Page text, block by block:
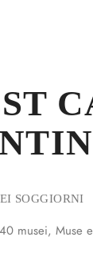
SOGGIORNI
musei, Muse